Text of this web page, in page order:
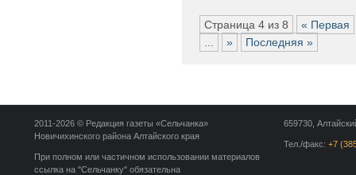
Страница 4 из 8
« Первая
» Последняя »
659730,
Тел./факс: +7
2011-2026 © Редакция газеты «Сельчанка»
Новичихинского района Алтайского края
При полном или частичном использовании материалов
ссылка на "Сельчанку" обязательна